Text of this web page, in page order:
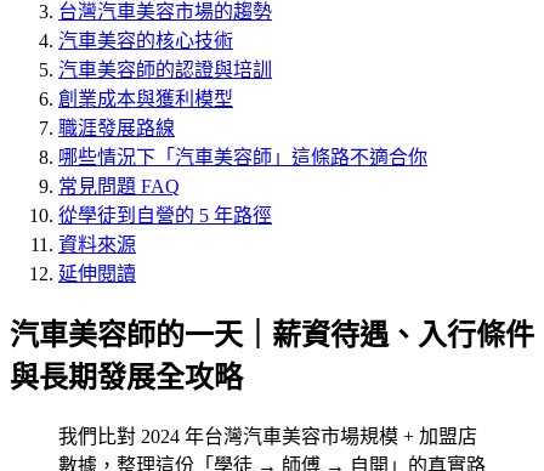
台灣汽車美容市場的趨勢
汽車美容的核心技術
汽車美容師的認證與培訓
創業成本與獲利模型
職涯發展路線
哪些情況下「汽車美容師」這條路不適合你
常見問題 FAQ
從學徒到自營的 5 年路徑
資料來源
延伸閱讀
汽車美容師的一天｜薪資待遇、入行條件
與長期發展全攻略
我們比對 2024 年台灣汽車美容市場規模 + 加盟店
數據，整理這份「學徒 → 師傅 → 自開」的真實路